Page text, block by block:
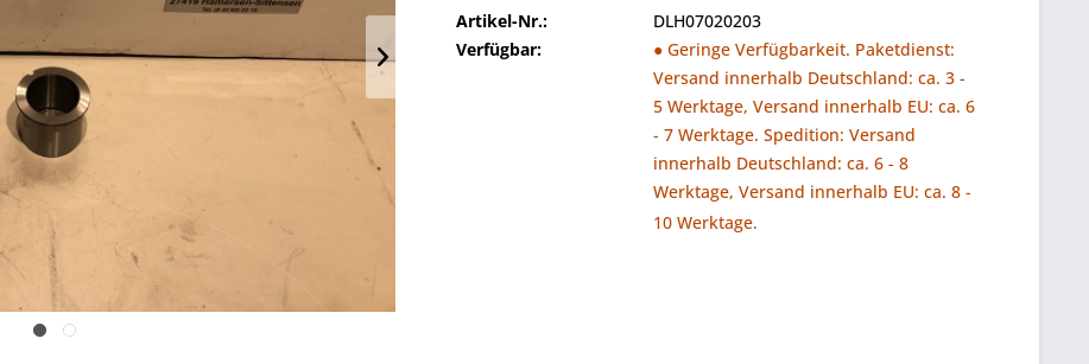
Artikel-Nr.:
DLH07020203
Verfügbar:
● Geringe Verfügbarkeit. Paketdienst:
Versand innerhalb Deutschland: ca. 3 -
5 Werktage, Versand innerhalb EU: ca. 6
- 7 Werktage. Spedition: Versand
innerhalb Deutschland: ca. 6 - 8
Werktage, Versand innerhalb EU: ca. 8 -
10 Werktage.